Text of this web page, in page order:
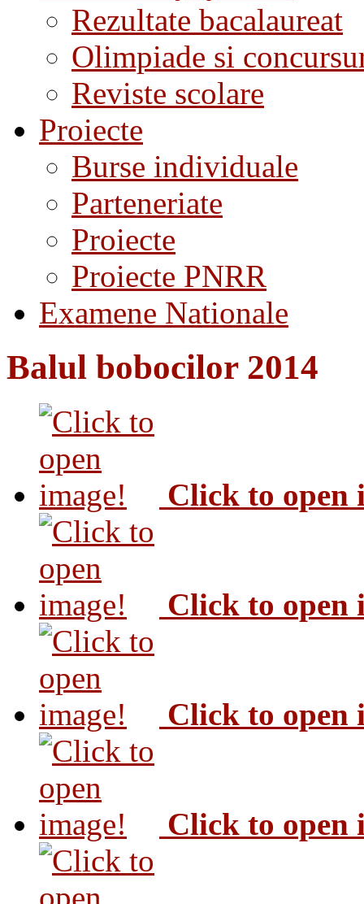
Rezultate bacalaureat
Olimpiade si
Reviste scolare
Proiecte
Burse individuale
Parteneriate
Proiecte
Proiecte PNRR
Examene Nationale
Balul bobocilor 2014
Click to open
Click to open
Click to open
Click to open